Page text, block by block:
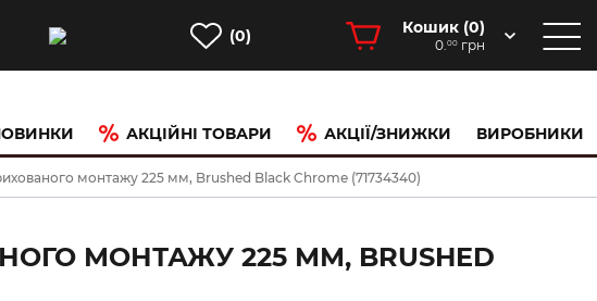
(0) Кошик (0)
0.00 грн
АКЦІЙНІ ТОВАРИ АКЦІЇ/ЗНИЖКИ ВИРОБНИКИ
монтажу 225 мм, Brushed Black Chrome (71734340)
МОНТАЖУ 225 ММ, BRUSHED